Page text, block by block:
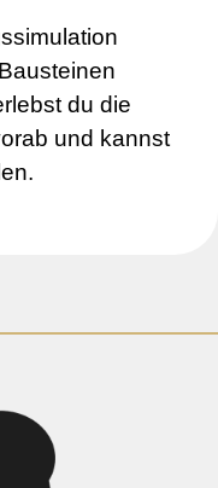
du die
und kannst